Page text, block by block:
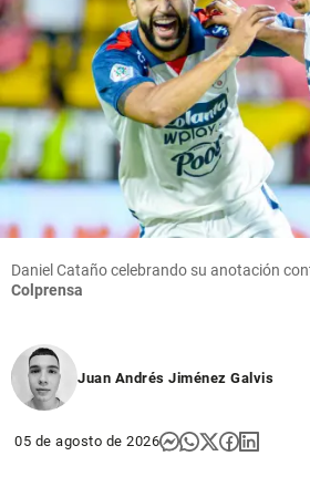
Daniel Cataño celebrando su anotación
Colprensa
Juan Andrés Jiménez Galvis
05 de agosto de 2026